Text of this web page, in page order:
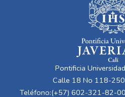
Pontificia
Calle 18 No 118-250
Teléfono:(+57) 602-321-82-